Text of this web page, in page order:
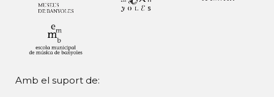
Amb el suport de: